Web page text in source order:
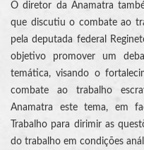
O diretor da Anamatra
que discutiu o combate ao
pela deputada federal
objetivo promover um
temática, visando o
combate ao trabalho
Anamatra este tema, em
Trabalho para dirimir as
do trabalho em condições